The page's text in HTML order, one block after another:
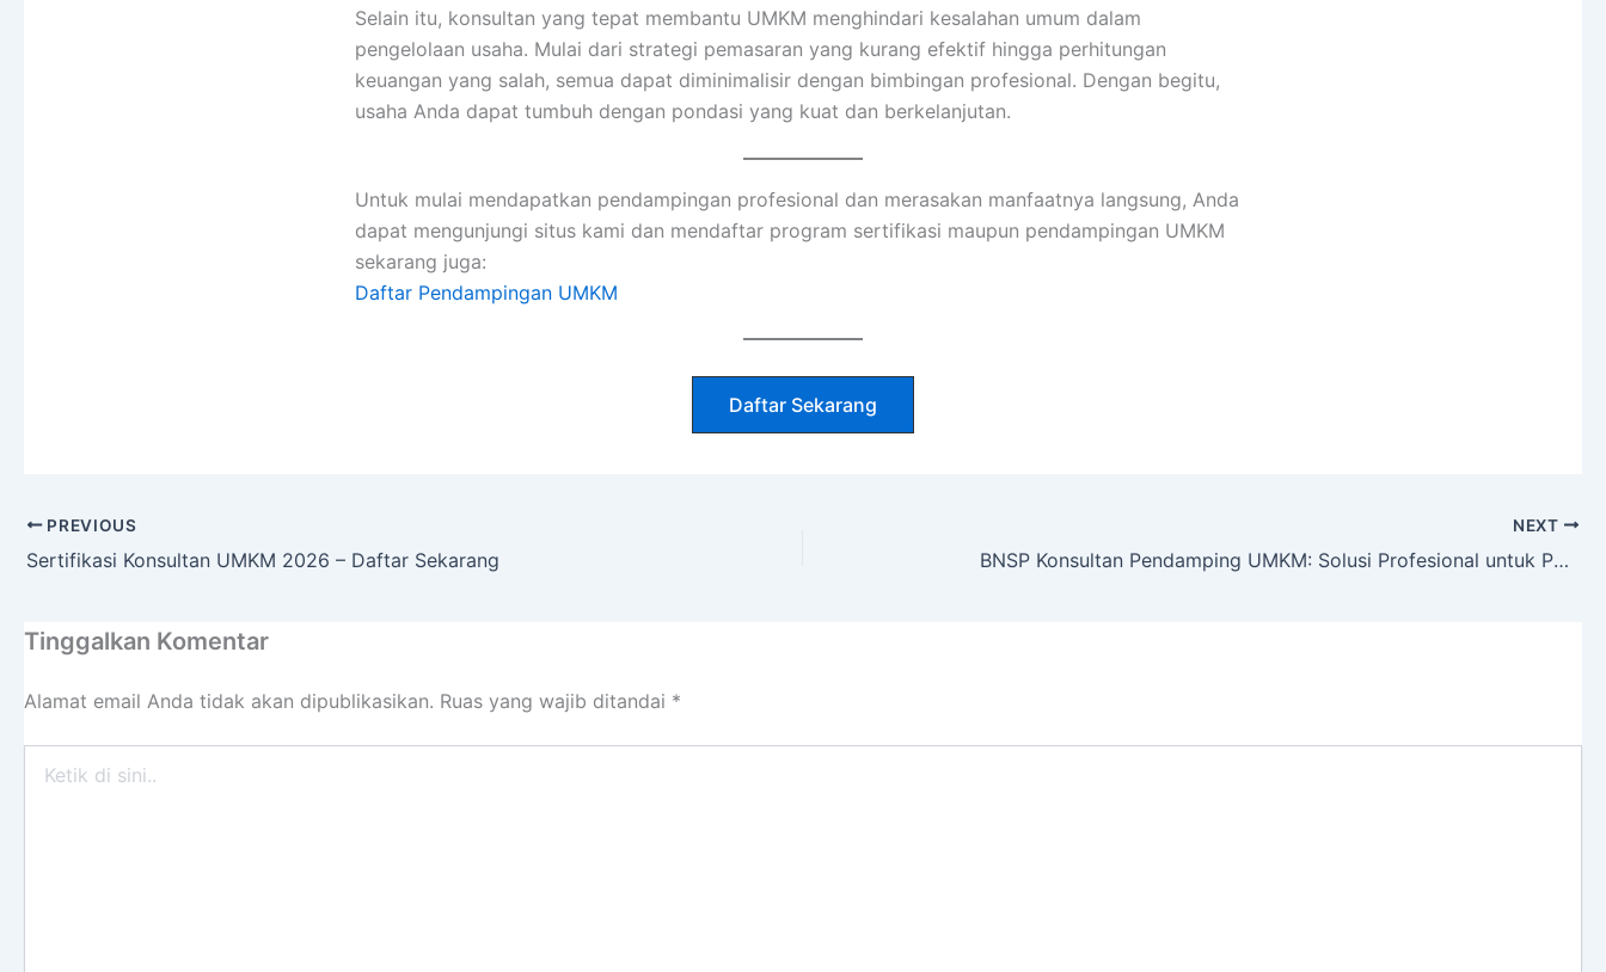
Selain itu, konsultan yang tepat membantu UMKM menghindari kesalahan umum dalam
pengelolaan usaha. Mulai dari strategi pemasaran yang kurang efektif hingga perhitungan
keuangan yang salah, semua dapat diminimalisir dengan bimbingan profesional. Dengan begitu,
usaha Anda dapat tumbuh dengan pondasi yang kuat dan berkelanjutan.
Untuk mulai mendapatkan pendampingan profesional dan merasakan manfaatnya langsung, Anda
dapat mengunjungi situs kami dan mendaftar program sertifikasi maupun pendampingan UMKM
sekarang juga:
Daftar Pendampingan UMKM
Daftar Sekarang
PREVIOUS
Sertifikasi Konsultan UMKM 2026 – Daftar Sekarang
NEXT
BNSP Konsultan Pendamping UMKM: Solusi Profesional untuk Pendampingan UMKM
Tinggalkan Komentar
Alamat email Anda tidak akan dipublikasikan. Ruas yang wajib ditandai *